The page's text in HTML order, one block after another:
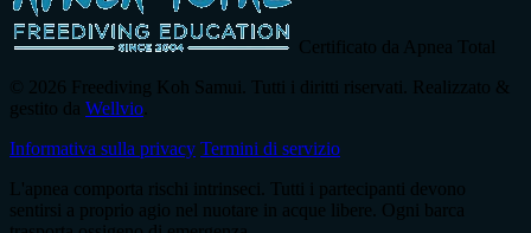
Certificato da Apnea Total
© 2026 Freediving Koh Samui. Tutti i diritti riservati. Realizzato &
gestito da Wellvio
Informativa sulla privacy Termini di servizio
L'apnea comporta rischi intrinseci. Tutti i partecipanti devono
sentirsi a proprio agio nel nuotare in acque libere. Ogni barca